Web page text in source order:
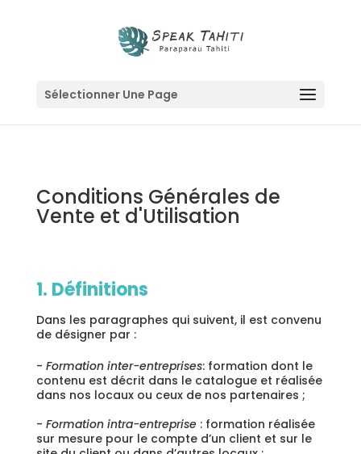
Sélectionner Une Page
Conditions Générales de
Vente et d'Utilisation
1. Définitions
Dans les paragraphes qui suivent, il est convenu
de désigner par :
- Formation inter-entreprises: formation dont le
contenu est décrit dans le catalogue et réalisée
dans nos locaux ou ceux de nos partenaires ;
- Formation intra-entreprise : formation réalisée
sur mesure pour le compte d’un client et sur le